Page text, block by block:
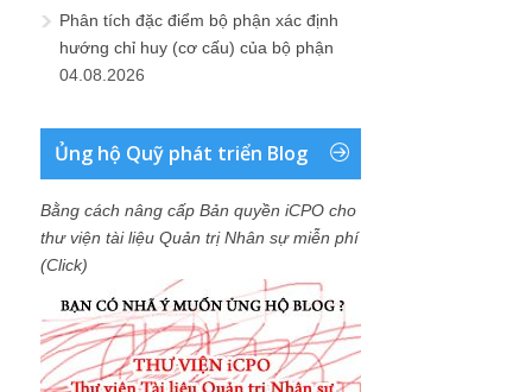
Phân tích đặc điểm bộ phận xác định
hướng chỉ huy (cơ cấu) của bộ phận
04.08.2026
Ủng hộ Quỹ phát triển Blog
Bằng cách nâng cấp Bản quyền iCPO cho
thư viện tài liệu Quản trị Nhân sự miễn phí
(Click)